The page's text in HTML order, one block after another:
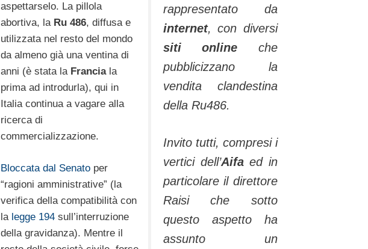
rappresentato da
internet, con diversi
siti online che
pubblicizzano la
vendita clandestina
della Ru486.
Invito tutti, compresi i
vertici dell’Aifaed in
particolare il direttore
Raisi che sotto
questo aspetto ha
assunto un
aspettarselo. La pillola
abortiva, la Ru 486, diffusa e
utilizzata nel resto del mondo
da almeno già una ventina di
anni (è stata la Francia la
prima ad introdurla), qui in
Italia continua a vagare alla
ricerca di
commercializzazione.
Bloccata dal Senatoper
“ragioni amministrative” (la
verifica della compatibilità con
la legge 194sull’interruzione
della gravidanza). Mentre il